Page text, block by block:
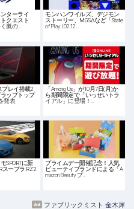
ターライ
クエスト
く嵐の…
モンハンワイルズ、デジモン
ストーリー、MGSΔなど「State
of Play | 02.12…
プレイ搭載2
ップトップ
発表
「Among Us」が10月7日(月)か
ら期間限定で「いっせいトラ
イアル」に登場！…
SPORTに新
ープラ RZ '2
プライムデー開催記念！人気
ビューティブランドによる「A
mazon Beauty プ…
ファブリックミスト 金木犀